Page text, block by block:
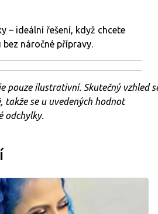
– ideální řešení, když chcete
náročné přípravy.
pouze ilustrativní. Skutečný vzhled
takže se u uvedených hodnot
odchylky.